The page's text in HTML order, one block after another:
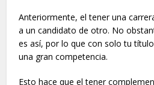
Anteriormente, el tener una
a un candidato de otro. No
es así, por lo que con solo tu
una gran competencia.
Esto hace que el tener